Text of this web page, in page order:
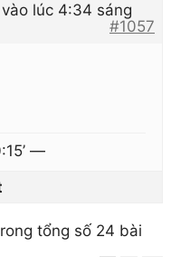
lúc 4:34 sáng
#1057
—
tổng số 24 bài